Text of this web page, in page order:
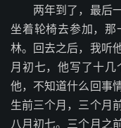
两年到了，最后一
坐着轮椅去参加，
林。回去之后，我听
月初七，他写了十
他，不知道什么回事
生前三个月，三个月
八月初七。三个月之